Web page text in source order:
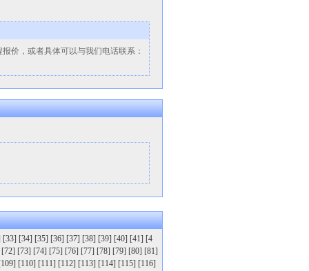
价，或者具体可以与我们电话联系：
[33] [34] [35] [36] [37] [38] [39] [40] [41] [4
[72] [73] [74] [75] [76] [77] [78] [79] [80] [81]
[110] [111] [112] [113] [114] [115] [116]